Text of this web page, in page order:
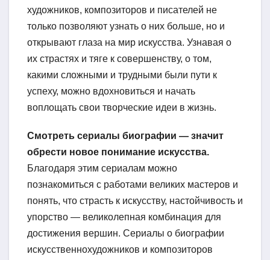
художников, композиторов и писателей не
только позволяют узнать о них больше, но и
открывают глаза на мир искусства. Узнавая о
их страстях и тяге к совершенству, о том,
какими сложными и трудными были пути к
успеху, можно вдохновиться и начать
воплощать свои творческие идеи в жизнь.
Смотреть сериалы биографии — значит
обрести новое понимание искусства.
Благодаря этим сериалам можно
познакомиться с работами великих мастеров и
понять, что страсть к искусству, настойчивость и
упорство — великолепная комбинация для
достижения вершин. Сериалы о биографии
искусственнохудожников и композиторов